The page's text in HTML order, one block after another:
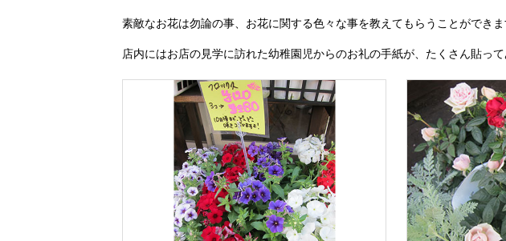
素敵なお花は勿論の事、お花に関する色々な事を教えてもらうことができま
店内にはお店の見学に訪れた幼稚園児からのお礼の手紙が、たくさん貼っ